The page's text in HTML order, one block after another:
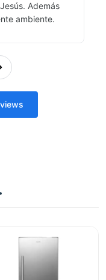
Además
ambiente.